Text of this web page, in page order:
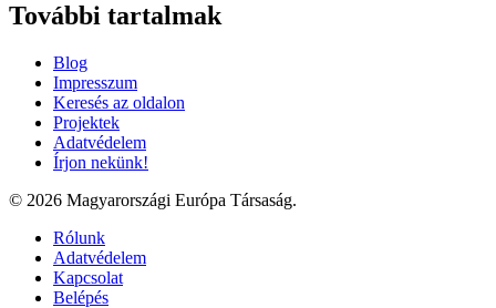
További tartalmak
Blog
Impresszum
Keresés az oldalon
Projektek
Adatvédelem
Írjon nekünk!
© 2026 Magyarországi Európa Társaság.
Rólunk
Adatvédelem
Kapcsolat
Belépés